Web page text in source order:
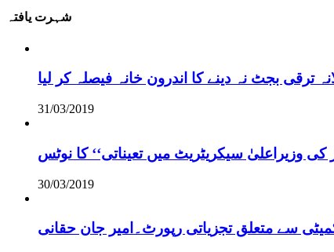
شہرت یافتہ
بجٹ نہ دینے کا اندرون خانہ فیصلہ کر لیا
31/03/2019
وزیراعلیٰ سیکریٹریٹ میں تعیناتی‘‘ کا نوٹس
30/03/2019
سے متعلق تجزیاتی رپورٹ۔امیر جان حقانی